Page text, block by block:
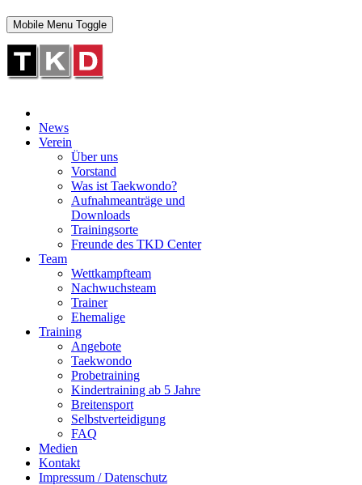
Mobile Menu Toggle
News
Verein
Über uns
Vorstand
Was ist Taekwondo?
Aufnahmeanträge und
Downloads
Trainingsorte
Freunde des TKD Center
Team
Wettkampfteam
Nachwuchsteam
Trainer
Ehemalige
Training
Angebote
Taekwondo
Probetraining
Kindertraining ab 5 Jahre
Breitensport
Selbstverteidigung
FAQ
Medien
Kontakt
Impressum / Datenschutz